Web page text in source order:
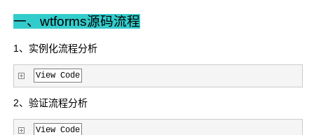
一、wtforms源码流程
1、实例化流程分析
View Code
2、验证流程分析
View Code